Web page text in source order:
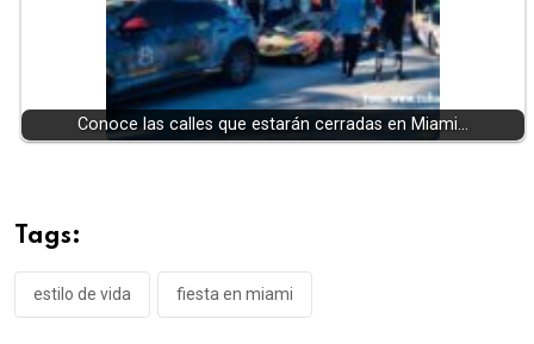
Conoce las calles que estarán cerradas en Miami…
Tags:
estilo de vida fiesta en miami